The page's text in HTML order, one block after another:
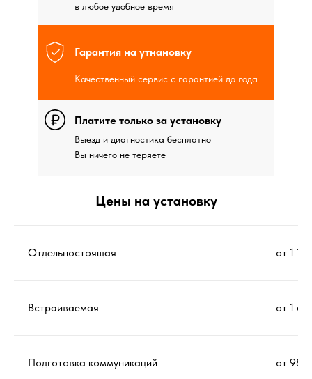
в любое удобное время
Гарантия на утнановку
Качественный сервис с гарантией до года
Платите только за установку
Выезд и диагностика бесплатно
Вы ничего не теряете
Цены на установку
Отдельностоящая от 1
Встраиваемая от 1
Подготовка коммуникаций от 980